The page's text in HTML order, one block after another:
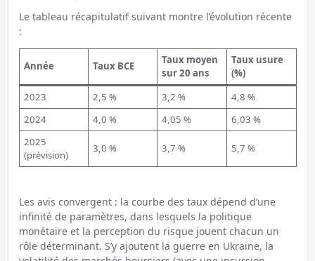
Le tableau récapitulatif suivant montre l’évolution récente
:
Année Taux BCE
Taux moyen
sur 20 ans
Taux usure
(%)
2023
2,5 % 3,2 %
4,8 %
2024
4,0 % 4,05 %
6,03 %
2025
(prévision)
3,0 % 3,7 % 5,7 %
Les avis convergent : la courbe des taux dépend d’une
infinité de paramètres, dans lesquels la politique
monétaire et la perception du risque jouent chacun un
rôle déterminant. S’y ajoutent la guerre en Ukraine, la